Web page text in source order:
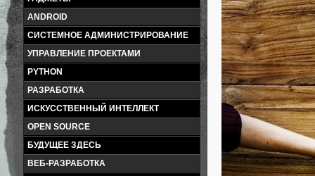
ANDROID
СИСТЕМНОЕ АДМИНИСТРИРОВАНИЕ
УПРАВЛЕНИЕ ПРОЕКТАМИ
PYTHON
РАЗРАБОТКА
ИСКУССТВЕННЫЙ ИНТЕЛЛЕКТ
OPEN SOURCE
БУДУЩЕЕ ЗДЕСЬ
ВЕБ-РАЗРАБОТКА